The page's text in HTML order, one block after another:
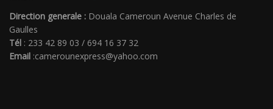
Direction generale : Douala Cameroun Avenue Charles de
Gaulles
Tél : 233 42 89 03 / 694 16 37 32
Email :camerounexpress@yahoo.com